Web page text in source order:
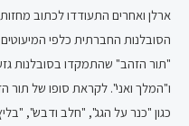
ארלן ואחרים התעודדו לכתוב
הסובלנות החברתית כלפי
"תור הזהב" שהתמקדו בסובלנות
ו"המלך ואני". לקראת סופו של תור
כגון "כנר על הגג", "חלב ודבש",